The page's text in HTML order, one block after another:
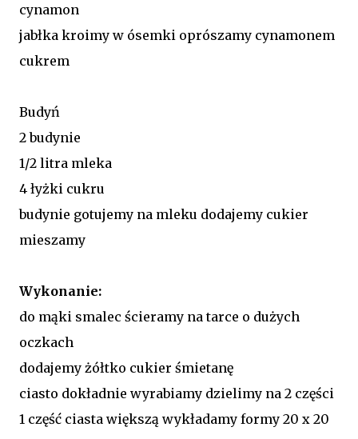
cynamon
jabłka kroimy w ósemki oprószamy cynamonem
cukrem
Budyń
2 budynie
1/2 litra mleka
4 łyżki cukru
budynie gotujemy na mleku dodajemy cukier
mieszamy
Wykonanie:
do mąki smalec ścieramy na tarce o dużych
oczkach
dodajemy żółtko cukier śmietanę
ciasto dokładnie wyrabiamy dzielimy na 2 części
1 część ciasta większą wykładamy formy 20 x 20